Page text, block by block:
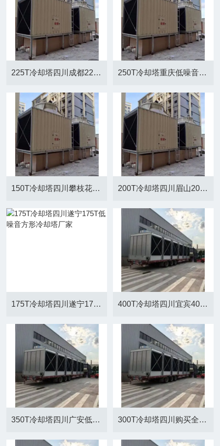
225T冷却塔四川成都225T玻璃钢方形冷却塔厂家直销 250T冷却塔重庆低噪音方形冷却塔厂家
150T冷却塔四川攀枝花150T低噪音方形冷却塔厂家 200T冷却塔四川眉山200T低噪音方形冷却塔厂家
175T冷却塔四川遂宁175T低噪音方形冷却塔厂家 400T冷却塔四川宜宾400T方形冷却塔厂家报价
350T冷却塔四川广安低噪音方形冷却塔报价 300T冷却塔四川购买全钢降温方形冷却塔合作厂家